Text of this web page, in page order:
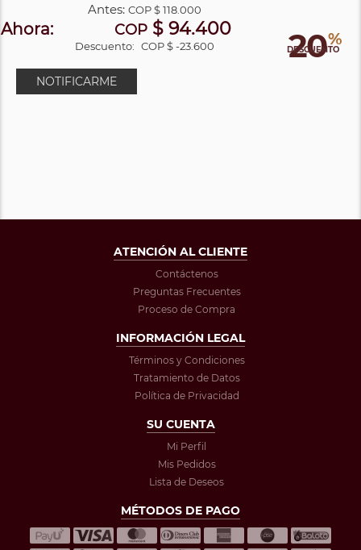
20%
DESCUENTO
Antes: COP$ 118.000
Ahora: COP$ 94.400
Descuento: COP $ -23.600
NOTIFICARME
ATENCIÓN AL CLIENTE
Contáctenos
Preguntas Frecuentes
Proceso de Compra
INFORMACIÓN LEGAL
Términos y Condiciones
Tratamiento de Datos
Política de Privacidad
SU CUENTA
Mi Perfil
Mis Pedidos
Lista de Deseos
MÉTODOS DE PAGO